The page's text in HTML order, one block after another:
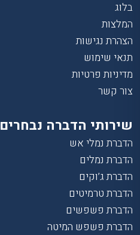
בלוג
המלצות
הצהרת נגישות
תנאי שימוש
מדיניות פרטיות
צור קשר
שירותי הדברה נבחרים
הדברת נמלי אש
הדברת נמלים
הדברת ג’וקים
הדברת טרמיטים
הדברת פשפשים
הדברת פשפש המיטה